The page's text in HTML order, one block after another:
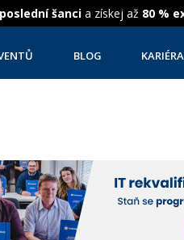
poslední šanci a získej až 80 %
BLOG KARIÉRA